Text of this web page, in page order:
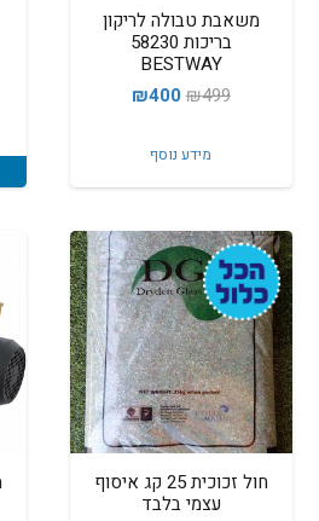
משאבת טבולה לריקון
בריכות 58230
BESTWAY
₪499
המחיר
היה:
₪499.
₪400
₪400.
מידע נוסף
חול זכוכית 25 קג איסוף
עצמי בלבד